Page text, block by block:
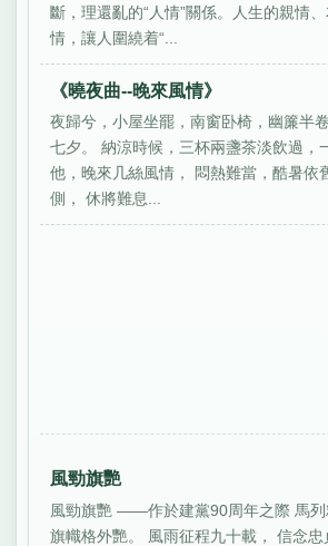
斷，理還亂的“人情”關係。人生的親情
情，讓人圍繞着“...
《曉夜曲--晚來風情》
夜歸兮，小屋坐罷，南窗卧椅，幽簾半
七夕。 納涼時候，三杯兩盞茶淡飲過，
他，晚來几絲風情， 悶熱難當，酷暑依
側， 休將難息...
風勁旗艷
風勁旗艷 ——作於建黨90周年之際 馬列
旗幟格外艷。 風雨征程九十載， 信念